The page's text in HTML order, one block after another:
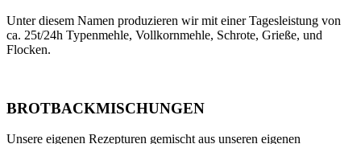
Unter diesem Namen produzieren wir mit einer Tagesleistung von
ca. 25t/24h Typenmehle, Vollkornmehle, Schrote, Grieße, und
Flocken.
BROTBACKMISCHUNGEN
Unsere eigenen Rezepturen gemischt aus unseren eigenen